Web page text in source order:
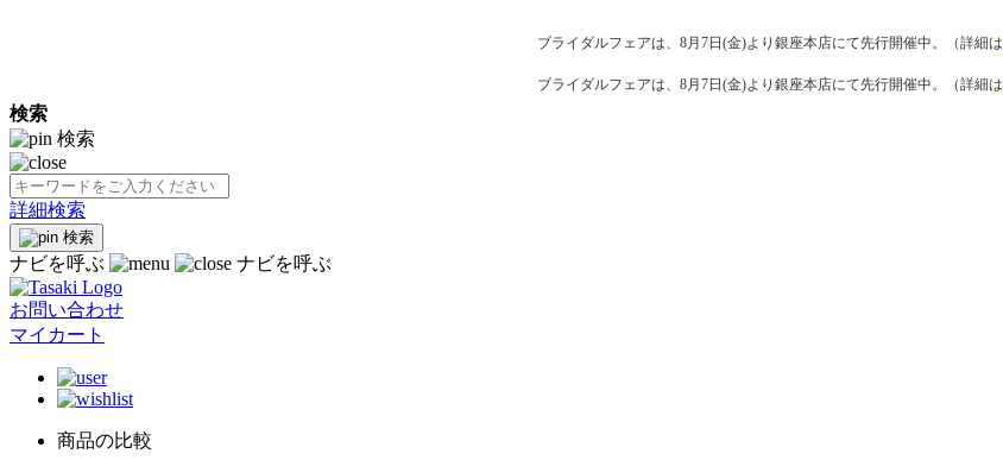
ブライダルフェアは、8月7日(金)より銀座本店にて先行開催中。（詳細は
ブライダルフェアは、8月7日(金)より銀座本店にて先行開催中。（詳細は
検索
検索
詳細検索
検索
ナビを呼ぶ ナビを呼ぶ
お問い合わせ
マイカート
商品の比較